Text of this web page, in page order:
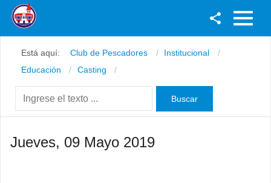
Youtube
Instagram
Está aquí: Club de Pescadores
Institucional
Educación
Casting
Jueves, 09 Mayo 2019